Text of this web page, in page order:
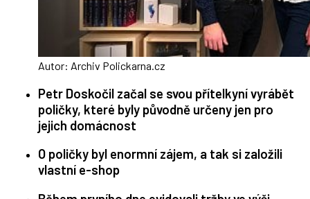
Autor: Archiv Polickarna.cz
Petr Doskočil začal se svou přítelkyní vyrábět
poličky, které byly původně určeny jen pro
jejich domácnost
O poličky byl enormní zájem, a tak si založili
vlastní e-shop